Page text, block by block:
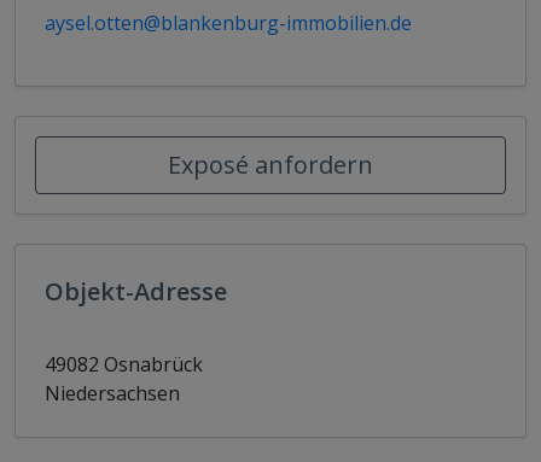
aysel.otten@blankenburg-immobilien.de
Exposé anfordern
Objekt-Adresse
49082 Osnabrück
Niedersachsen